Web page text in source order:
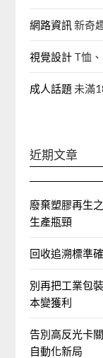
網路資訊 新奇
視覺設計 T恤
成人話題 未滿
近期文章
廢棄塑膠再生
生產瓶頸
回收追溯標準
別再把工業包
本變獲利
告別高反光卡
自動化新局